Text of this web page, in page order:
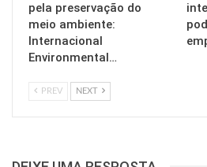
pela preservação do
meio ambiente:
Internacional
Environmental…
PREV NEXT